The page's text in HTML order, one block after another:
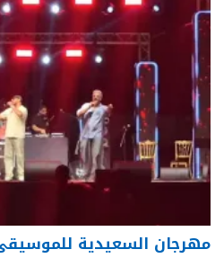
مهرجان السعيدية